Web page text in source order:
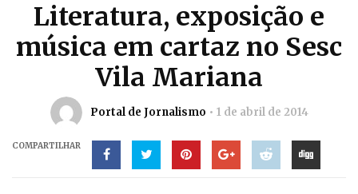
Literatura, exposição e
música em cartaz no Sesc
Vila Mariana
Portal de Jornalismo 1 de abril de 2014
COMPARTILHAR